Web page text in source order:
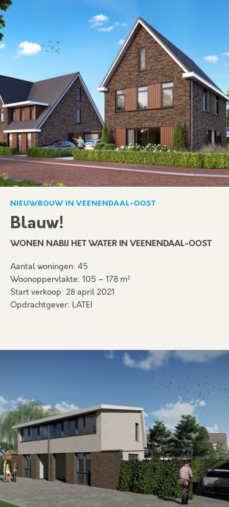
NIEUWBOUW IN VEENENDAAL-OOST
Blauw!
WONEN NABIJ HET WATER IN VEENENDAAL-OOST
Aantal woningen: 45
Woonoppervlakte: 105 – 178 m²
Start verkoop: 28 april 2021
Opdrachtgever: LATEI